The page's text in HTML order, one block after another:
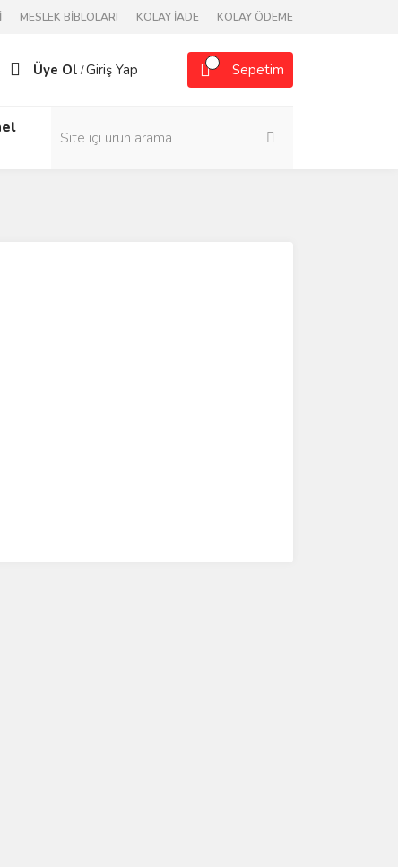
MESLEK BİBLOLARI KOLAY İADE KOLAY ÖDEME
Üye Ol /Giriş Yap Sepetim